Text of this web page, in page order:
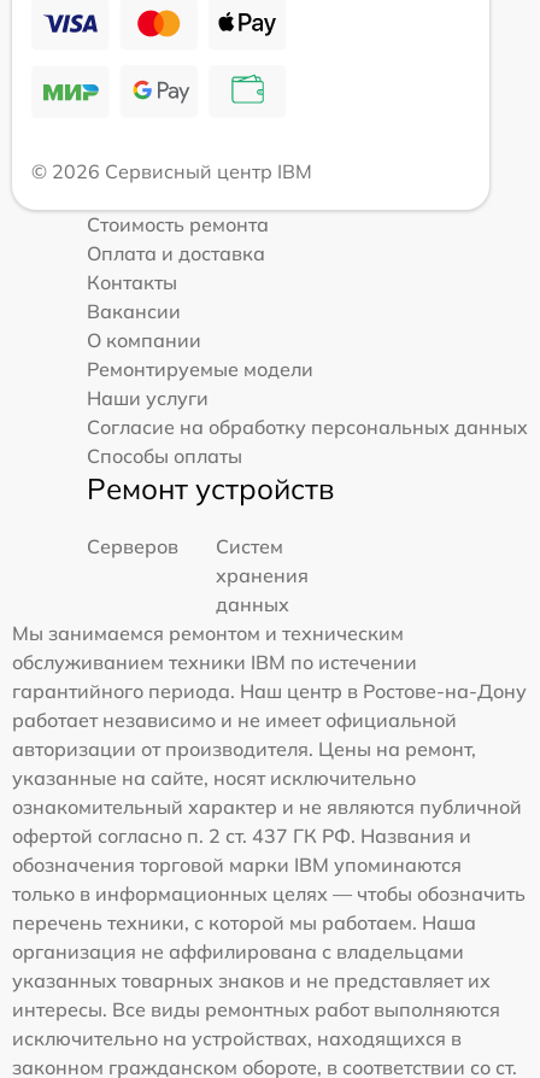
© 2026 Сервисный центр IBM
Стоимость ремонта
Оплата и доставка
Контакты
Вакансии
О компании
Ремонтируемые модели
Наши услуги
Согласие на обработку персональных данных
Способы оплаты
Ремонт устройств
Серверов
Систем
хранения
данных
Мы занимаемся ремонтом и техническим
обслуживанием техники IBM по истечении
гарантийного периода. Наш центр в Ростове-на-Дону
работает независимо и не имеет официальной
авторизации от производителя. Цены на ремонт,
указанные на сайте, носят исключительно
ознакомительный характер и не являются публичной
офертой согласно п. 2 ст. 437 ГК РФ. Названия и
обозначения торговой марки IBM упоминаются
только в информационных целях — чтобы обозначить
перечень техники, с которой мы работаем. Наша
организация не аффилирована с владельцами
указанных товарных знаков и не представляет их
интересы. Все виды ремонтных работ выполняются
исключительно на устройствах, находящихся в
законном гражданском обороте, в соответствии со ст.